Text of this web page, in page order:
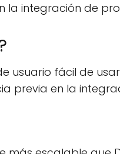
la integración de
usuario fácil de
previa en la